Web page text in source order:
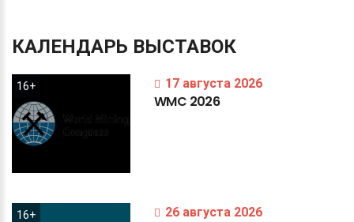
КАЛЕНДАРЬ ВЫСТАВОК
16+ 17 августа 2026
WMC 2026
16+ 26 августа 2026